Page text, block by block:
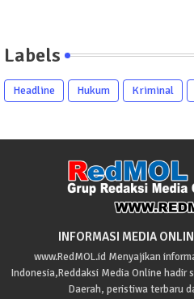
Labels
Headline Hukum Kriminal
INFORMASI MEDIA
www.RedMOL.id Menyajikan
Indonesia,Reddaksi Media Online hadir
Daerah, peristiwa terbaru